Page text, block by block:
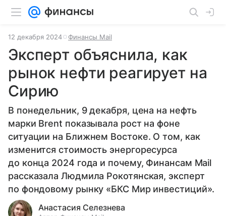
12 декабря 2024 Финансы Mail
Эксперт объяснила, как
рынок нефти реагирует на
Сирию
В понедельник, 9 декабря, цена на нефть
марки Brent показывала рост на фоне
ситуации на Ближнем Востоке. О том, как
изменится стоимость энергоресурса
до конца 2024 года и почему, Финансам Mail
рассказала Людмила Рокотянская, эксперт
по фондовому рынку «БКС Мир инвестиций».
Анастасия Селезнева